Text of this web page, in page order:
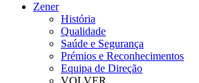
Zener
História
Qualidade
Saúde e Segurança
Prémios e Reconhecimentos
Equipa de Direção
VOLVER